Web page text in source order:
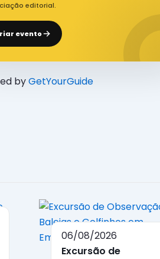
editorial.
evento
byGetYourGuide
06/08/2026
Excursão de